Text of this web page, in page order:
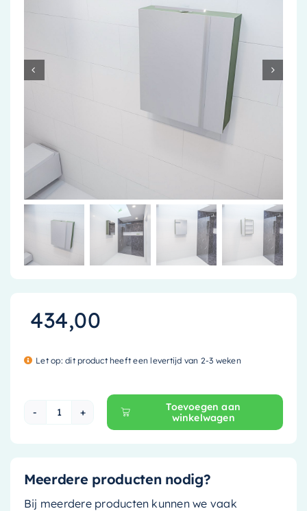
434,00
Let op: dit product heeft een levertijd van 2-3 weken
Mondiaz Spiegelkast Cubb - 60cm - army
Toevoegen aan
winkelwagen
Meerdere producten nodig?
Bij meerdere producten kunnen we vaak